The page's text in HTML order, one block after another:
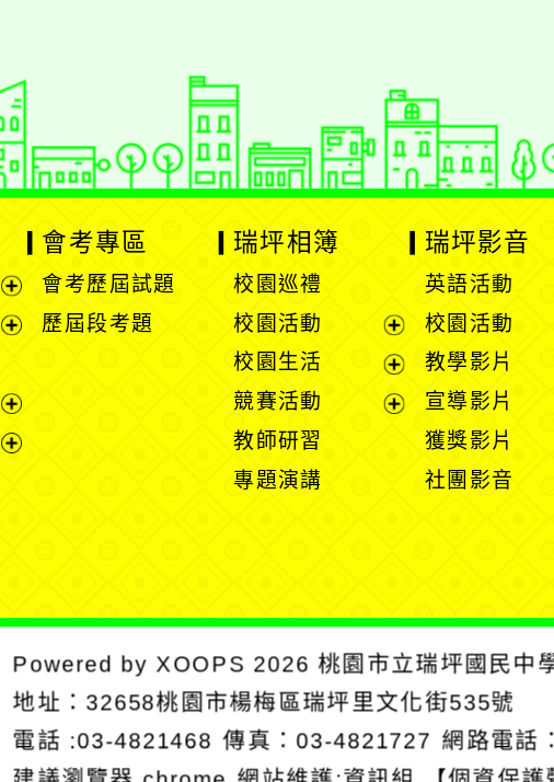
網站設計：Neil網站設計工坊
Xoops網站設計者：
展
單
選
單
展
會考專區
會考歷屆試題
歷屆段考題
瑞坪相簿
校園巡禮
校園活動
展
選
校園生活
展
競賽活動
教師研習
專題演講
瑞坪影音
英語活動
校園活動
教學影片
宣導影片
獲獎影片
社團影音
Powered by XOOPS 2026 桃園市立瑞坪國民中
地址： 32658桃園市楊梅區瑞坪里文化街535號
電話 :03-4821468 傳真：03-4821727 網路電話